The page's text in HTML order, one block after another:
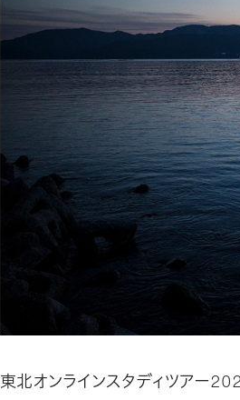
東北オンラインスタディツアー